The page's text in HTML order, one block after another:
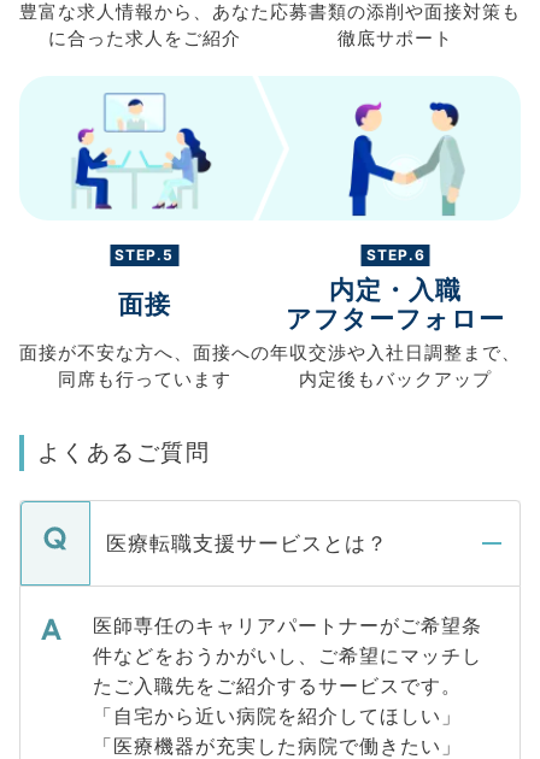
豊富な求人情報から、 あなた
に合った求人を ご紹介
応募書類の添削や面接対策も
徹底サポート
STEP.5
面接
面接が不安な方へ、 面接への
同席も行っています
STEP.6
内定・入職
アフターフォロー
年収交渉や入社日調整まで、
内定後もバックアップ
よくあるご質問
医療転職支援サービスとは？
医師専任のキャリアパートナーがご希望条
件などをおうかがいし、ご希望にマッチし
たご入職先をご紹介するサービスです。
「自宅から近い病院を紹介してほしい」
「医療機器が充実した病院で働きたい」